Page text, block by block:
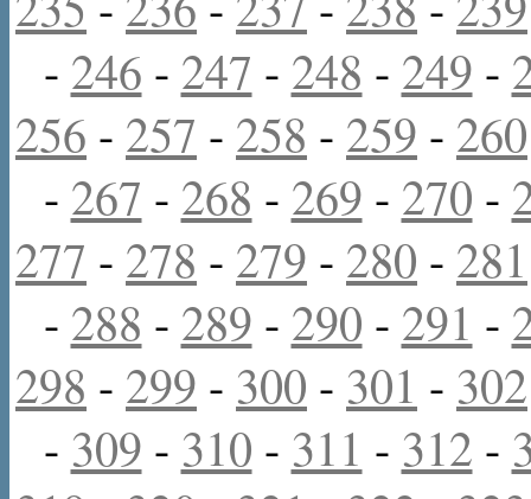
- 246 - 247 - 248 - 249 -
256 - 257 - 258 - 259 - 260
- 267 - 268 - 269 - 270 -
277 - 278 - 279 - 280 - 281
- 288 - 289 - 290 - 291 -
298 - 299 - 300 - 301 - 302
- 309 - 310 - 311 - 312 -